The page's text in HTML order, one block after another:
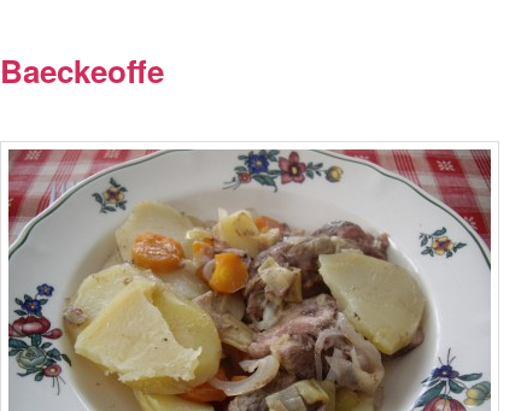
Baeckeoffe